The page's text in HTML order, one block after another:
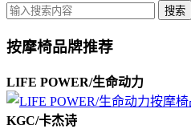
搜索
按摩椅品牌推荐
LIFE POWER/生命动力
KGC/卡杰诗